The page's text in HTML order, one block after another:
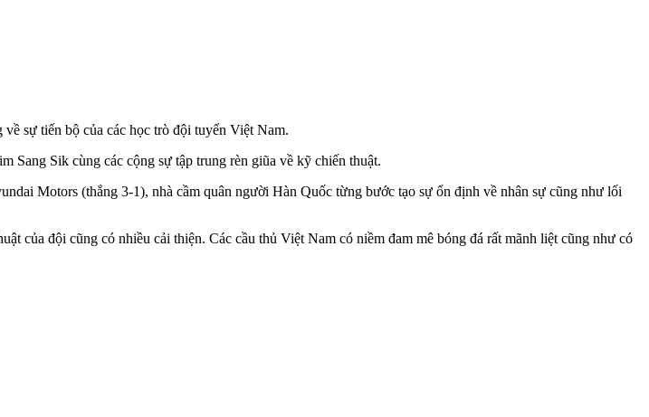
sự tiến bộ của các học trò đội tuyển Việt Nam.
Sang Sik cùng các cộng sự tập trung rèn giũa về kỹ chiến thuật.
Motors (thắng 3-1), nhà cầm quân người Hàn Quốc từng bước tạo sự ổn định về nhân sự cũng như lối
của đội cũng có nhiều cải thiện. Các cầu thủ Việt Nam có niềm đam mê bóng đá rất mãnh liệt cũng như có